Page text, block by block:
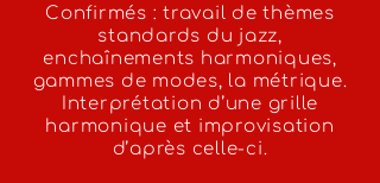
Confirmés : travail de thèmes
standards du jazz,
enchaînements harmoniques,
gammes de modes, la métrique.
Interprétation d’une grille
harmonique et improvisation
d’après celle-ci.